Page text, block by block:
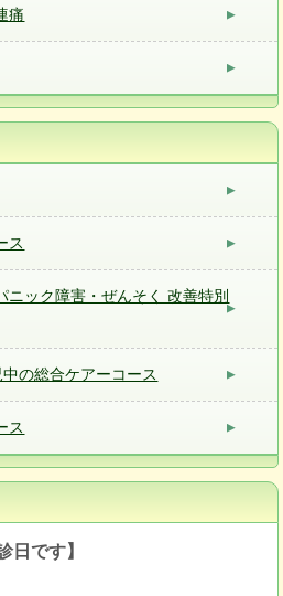
痛
ス
ニック障害・ぜんそく 改善特別
の総合ケアーコース
ス
日です】